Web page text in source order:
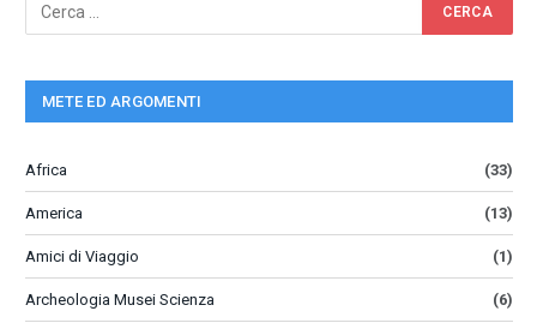
METE ED ARGOMENTI
Africa (33)
America (13)
Amici di Viaggio (1)
Archeologia Musei Scienza (6)